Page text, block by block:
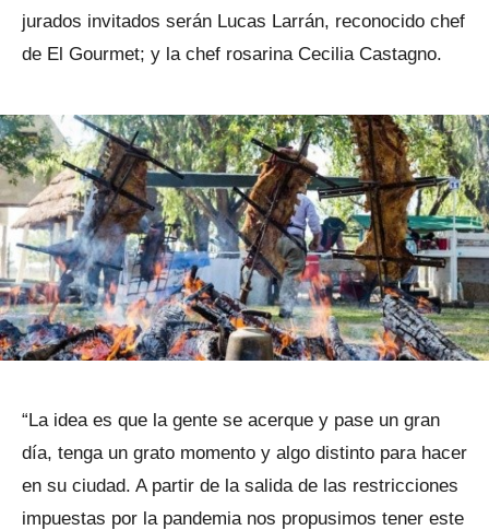
jurados invitados serán Lucas Larrán, reconocido chef
de El Gourmet; y la chef rosarina Cecilia Castagno.
“La idea es que la gente se acerque y pase un gran
día, tenga un grato momento y algo distinto para hacer
en su ciudad. A partir de la salida de las restricciones
impuestas por la pandemia nos propusimos tener este